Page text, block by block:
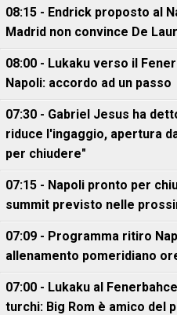
08:15 - Endrick proposto al
Madrid non convince De
08:00 - Lukaku verso il
Napoli: accordo ad un passo
07:30 - Gabriel Jesus ha
riduce l'ingaggio, apertura
per chiudere"
07:15 - Napoli pronto per
summit previsto nelle
07:09 - Programma ritiro
allenamento pomeridiano
07:00 - Lukaku al
turchi: Big Rom è amico del